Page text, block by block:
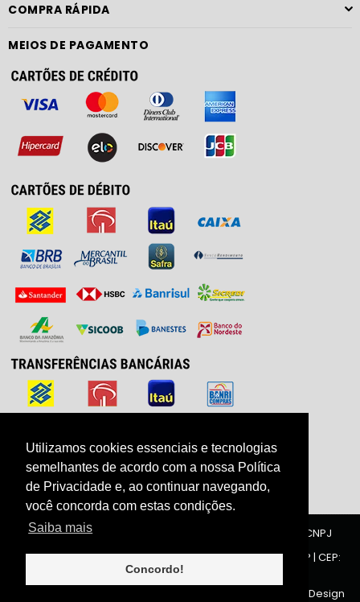
Utilizamos cookies essenciais e tecnologias
semelhantes de acordo com a nossa Política
de Privacidade e, ao continuar navegando,
você concorda com estas condições.
Saiba mais
Concordo!
Utilizamos cookies essenciais e tecnologias
semelhantes de acordo com a nossa Política
de Privacidade e, ao continuar navegando,
você concorda com estas condições.
Saiba mais
Concordo!
COMPRA RÁPIDA
MEIOS DE PAGAMENTO
ZIRRAH COMÉRCIO E INDUSTRIA DE ACESSÓRIOS LTDA | CNPJ
Rua Carlos Gomes, 1321 - Centro - 6° andar | Limeira | SP | CEP:
13480-013
- Todos os diretos reservados. Design